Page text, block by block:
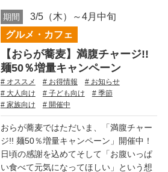
期間 3/5（木）～4月中旬
グルメ・カフェ
【おらが蕎麦】満腹チャージ!!
麺50％増量キャンペーン
# オススメ # お得情報
# お知らせ
# 大人向け
# 子ども向け
# 季節
# 家族向け
# 開催中
おらが蕎麦ではただいま、「満腹チャー
ジ!! 麺50％増量キャンペーン」開催中！
日頃の感謝を込めてそして「お腹いっぱ
い食べて元気になってほしい」という想